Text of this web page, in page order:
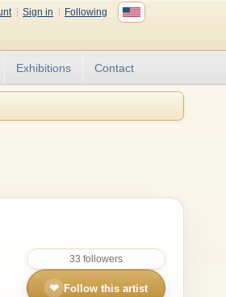
Sign in
Following
Exhibitions Contact
33 followers
❤ Follow this artist